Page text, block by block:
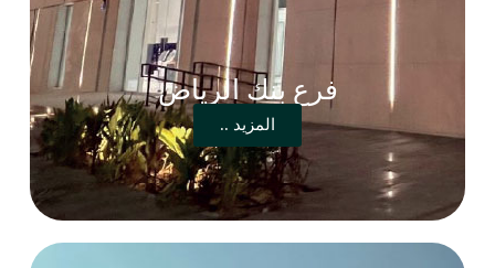
فرع بنك الرياض
المزيد ..